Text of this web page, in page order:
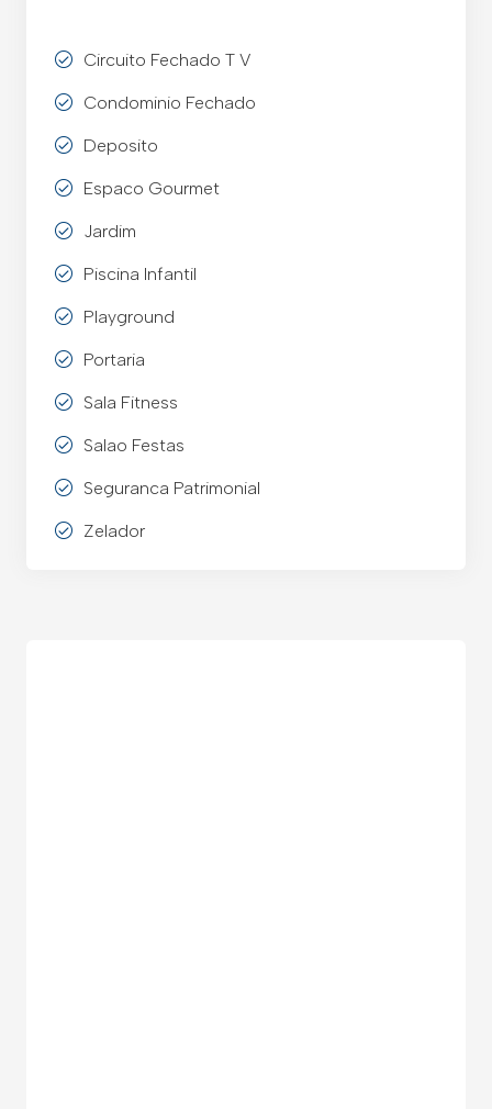
Circuito Fechado T V
Condominio Fechado
Deposito
Espaco Gourmet
Jardim
Piscina Infantil
Playground
Portaria
Sala Fitness
Salao Festas
Seguranca Patrimonial
Zelador